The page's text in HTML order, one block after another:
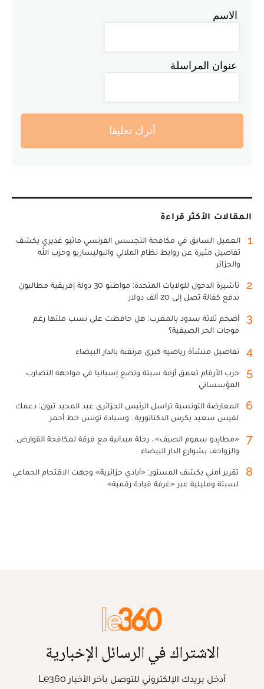
الاسم
عنوان المراسلة
أترك تعليقا
المقالات الأكثر قراءة
1
العميل السابق في مكافحة التجسس الفرنسي ماثيو غديري يكشف
تفاصيل مثيرة عن روابط نظام الملالي والبوليساريو وحزب الله
والجزائر
2
تأشيرة الدخول للولايات المتحدة: مواطنو 30 دولة إفريقية مطالبون
بدفع كفالة تصل إلى 20 ألف دولار
3
أضخم ثلاثة سدود بالمغرب: هل حافظت على نسب ملئها رغم
موجات الحر الصيفية؟
4 تفاصيل منشأة رياضية كبرى مرتقبة بالدار البيضاء
5
حرب الأرقام تعمق أزمة سبتة وتضع إسبانيا في مواجهة التضارب
المؤسساتي
6
المعارضة التونسية تراسل الرئيس الجزائري عبد المجيد تبون: دعمك
لقيس سعيد يكرس الدكتاتورية.. وسيادة تونس خط أحمر
7
«مطارِدو سموم الصيف».. رحلة ميدانية مع فرقة لمكافحة القوارض
والزواحف بشوارع الدار البيضاء
8
تقرير أمني يكشف المستور: «أيادي جزائرية» وجهت الاقتحام الجماعي
لسبتة ومليلية عبر «غرفة قيادة رقمية»
الاشتراك في الرسائل الإخبارية
أدخل بريدك الإلكتروني للتوصل بآخر الأخبار Le360